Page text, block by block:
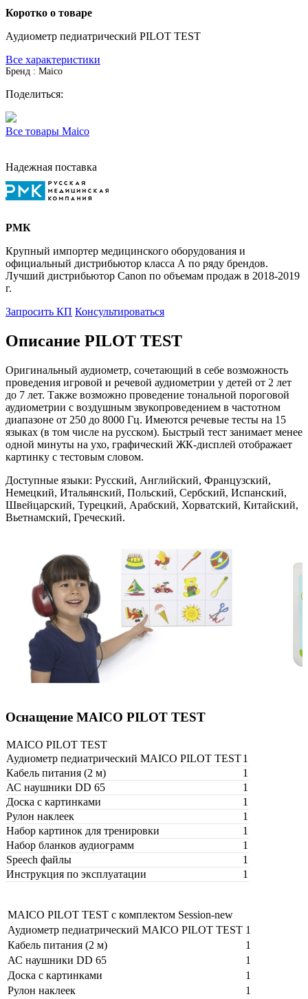
Коротко о товаре
Аудиометр педиатрический PILOT TEST
Все характеристики
Бренд : Maico
Поделиться:
Все товары Maico
Надежная поставка
РМК
Крупный импортер медицинского оборудования и
официальный дистрибьютор класса А по ряду брендов.
Лучший дистрибьютор Canon по объемам продаж в 2018-2019
г.
Запросить КП Консультироваться
Описание PILOT TEST
Оригинальный аудиометр, сочетающий в себе возможность
проведения игровой и речевой аудиометрии у детей от 2 лет
до 7 лет. Также возможно проведение тональной пороговой
аудиометрии с воздушным звукопроведением в частотном
диапазоне от 250 до 8000 Гц. Имеются речевые тесты на 15
языках (в том числе на русском). Быстрый тест занимает менее
одной минуты на ухо, графический ЖК-дисплей отображает
картинку с тестовым словом.
Доступные языки: Русский, Английский, Французский,
Немецкий, Итальянский, Польский, Сербский, Испанский,
Швейцарский, Турецкий, Арабский, Хорватский, Китайский,
Вьетнамский, Греческий.
Оснащение MAICO PILOT TEST
MAICO PILOT TEST
Аудиометр педиатрический MAICO PILOT TEST1
Кабель питания (2 м)
1
АС наушники DD 65
1
Доска с картинками
1
Рулон наклеек
1
Набор картинок для тренировки
1
Набор бланков аудиограмм
1
Speech файлы
1
Инструкция по эксплуатации
1
MAICO PILOT TEST с комплектом Session-new
Аудиометр педиатрический MAICO PILOT TEST 1
Кабель питания (2 м)
1
АС наушники DD 65
1
Доска с картинками
1
Рулон наклеек
1